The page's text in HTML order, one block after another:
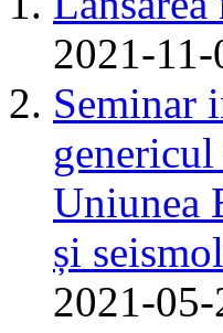
2021-11-
Seminar
Uniunea
și
2021-05-